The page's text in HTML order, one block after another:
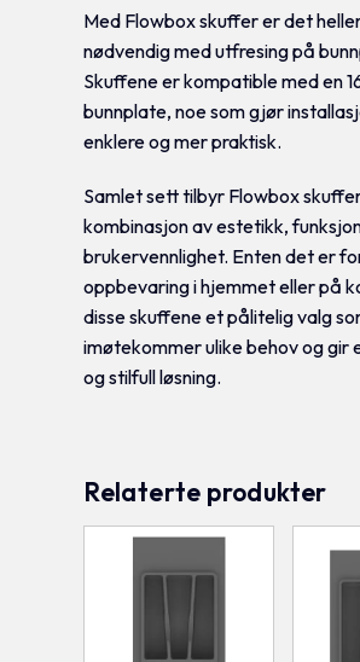
Med Flowbox skuffer er det
nødvendig med utfresing på
Skuffene er kompatible med en
bunnplate, noe som gjør
enklere og mer praktisk.
Samlet sett tilbyr Flowbox
kombinasjon av estetikk,
brukervennlighet. Enten det er
oppbevaring i hjemmet eller på
disse skuffene et pålitelig valg
imøtekommer ulike behov og gir
og stilfull løsning.
Relaterte produkter